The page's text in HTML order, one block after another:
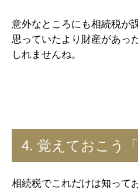
意外なところにも相続税が
思っていたより財産があっ
しれませんね。
4. 覚えておこう「
相続税でこれだけは知って